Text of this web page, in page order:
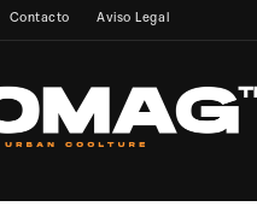
Contacto Aviso Legal